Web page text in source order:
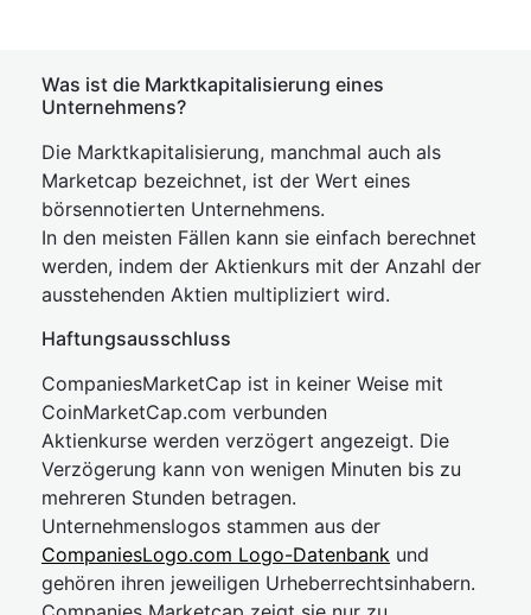
Was ist die Marktkapitalisierung eines
Unternehmens?
Die Marktkapitalisierung, manchmal auch als
Marketcap bezeichnet, ist der Wert eines
börsennotierten Unternehmens.
In den meisten Fällen kann sie einfach berechnet
werden, indem der Aktienkurs mit der Anzahl der
ausstehenden Aktien multipliziert wird.
Haftungsausschluss
CompaniesMarketCap ist in keiner Weise mit
CoinMarketCap.com verbunden
Aktienkurse werden verzögert angezeigt. Die
Verzögerung kann von wenigen Minuten bis zu
mehreren Stunden betragen.
Unternehmenslogos stammen aus der
CompaniesLogo.com Logo-Datenbank und
gehören ihren jeweiligen Urheberrechtsinhabern.